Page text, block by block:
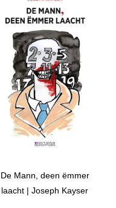
De Mann, deen ëmmer
laacht | Joseph Kayser